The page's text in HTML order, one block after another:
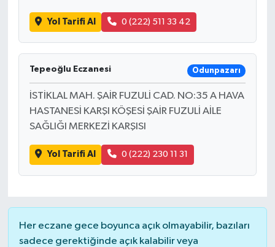
Yol Tarifi Al 0 (222) 511 33 42
Tepeoğlu Eczanesi Odunpazarı
İSTİKLAL MAH. ŞAİR FUZULİ CAD. NO:35 A HAVA
HASTANESİ KARŞI KÖŞESİ ŞAİR FUZULİ AİLE
SAĞLIĞI MERKEZİ KARŞISI
Yol Tarifi Al 0 (222) 230 11 31
Her eczane gece boyunca açık olmayabilir, bazıları
sadece gerektiğinde açık kalabilir veya